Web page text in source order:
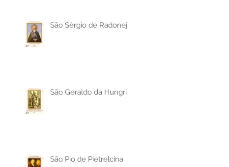
São Sérgio de Radonej
São Geraldo da Hungria
São Pio de Pietrelcina